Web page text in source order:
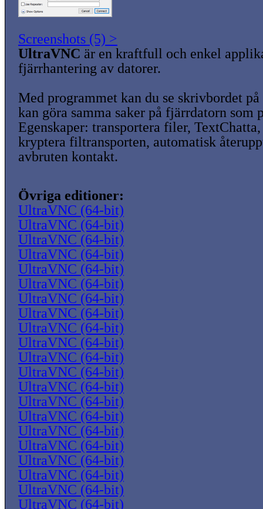
Screenshots (5) >
UltraVNC är en kraftfull och enkel
fjärrhantering av datorer.
Med programmet kan du se skrivbordet på
kan göra samma saker på fjärrdatorn som
Egenskaper: transportera filer,
kryptera filtransporten, automatisk
avbruten kontakt.
Övriga editioner:
UltraVNC (64-bit)
UltraVNC (64-bit)
UltraVNC (64-bit)
UltraVNC (64-bit)
UltraVNC (64-bit)
UltraVNC (64-bit)
UltraVNC (64-bit)
UltraVNC (64-bit)
UltraVNC (64-bit)
UltraVNC (64-bit)
UltraVNC (64-bit)
UltraVNC (64-bit)
UltraVNC (64-bit)
UltraVNC (64-bit)
UltraVNC (64-bit)
UltraVNC (64-bit)
UltraVNC (64-bit)
UltraVNC (64-bit)
UltraVNC (64-bit)
UltraVNC (64-bit)
UltraVNC (64-bit)